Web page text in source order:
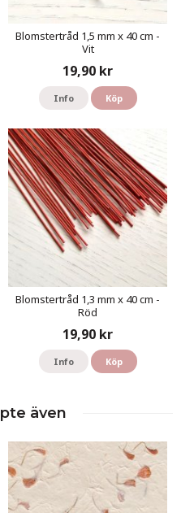
Blomstertråd 1,5 mm x 40 cm -
Vit
19,90 kr
Info Köp
Blomstertråd 1,3 mm x 40 cm -
Röd
19,90 kr
Info Köp
även